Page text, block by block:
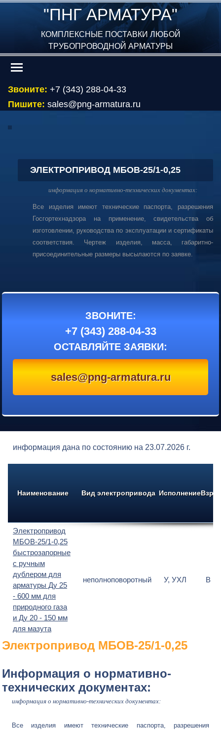
"ПНГ АРМАТУРА"
КОМПЛЕКСНЫЕ ПОСТАВКИ ЛЮБОЙ
ТРУБОПРОВОДНОЙ АРМАТУРЫ
Звоните: +7 (343) 288-04-33
Пишите: sales@png-armatura.ru
ЭЛЕКТРОПРИВОД МБОВ-25/1-0,25
информация о нормативно-технических документах:
Все изделия имеют технические паспорта, разрешения
Госгортехнадзора на применение, свидетельства об
изготовлении, руководства по эксплуатации и сертификаты
соответствия. Чертеж изделия, масса, габаритно-
присоединительные размеры высылаются по заявке.
ЗВОНИТЕ:
+7 (343) 288-04-33
ОСТАВЛЯЙТЕ ЗАЯВКИ:
sales@png-armatura.ru
информация дана по состоянию на 23.07.2026 г.
Наименование Вид электропривода Исполнение
Электропривод
МБОВ-25/1-0,25
быстрозапорные
с ручным
дублером для
арматуры Ду 25
- 600 мм для
природного газа
и Ду 20 - 150 мм
для мазута
неполноповоротный У, УХЛ В
Электропривод МБОВ-25/1-0,25
Информация о нормативно-
технических документах:
информация о нормативно-технических документах:
Все изделия имеют технические паспорта, разрешения